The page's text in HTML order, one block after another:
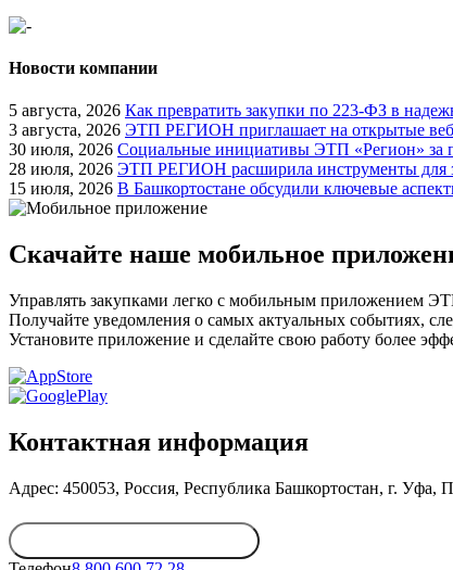
Новости компании
5 августа, 2026 Как превратить закупки по 223-ФЗ в
3 августа, 2026 ЭТП РЕГИОН приглашает на открытые
30 июля, 2026 Социальные инициативы ЭТП «Регион» за
28 июля, 2026 ЭТП РЕГИОН расширила инструменты для
15 июля, 2026 В Башкортостане обсудили ключевые
Скачайте наше мобильное
Управлять закупками легко с мобильным приложением
Получайте уведомления о самых актуальных событиях,
Установите приложение и сделайте свою работу более
Контактная информация
Адрес: 450053, Россия, Республика Башкортостан, г. Уфа,